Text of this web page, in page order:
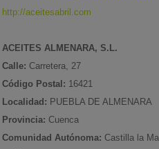
http://aceitesabril.com
ACEITES ALMENARA, S.L.
Calle: Carretera, 27
Código Postal: 16421
Localidad: PUEBLA DE ALMENARA
Provincia: Cuenca
Comunidad Autónoma: Castilla la